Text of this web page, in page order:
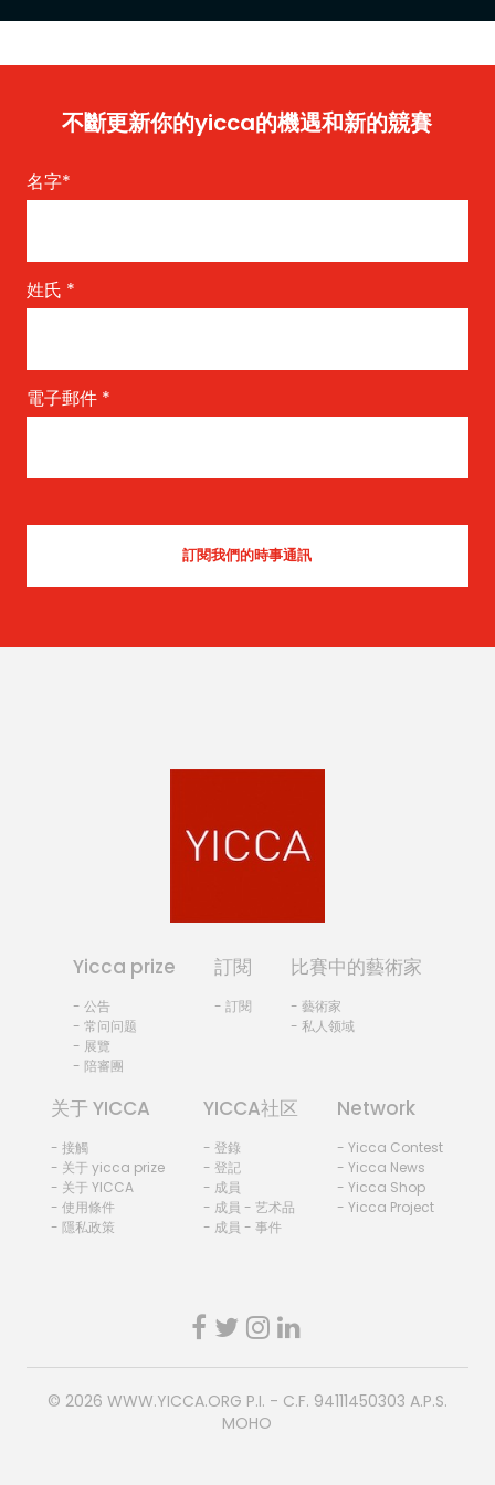
不斷更新你的yicca的機遇和新的競賽
名字*
姓氏 *
電子郵件 *
Yicca prize
- 公告
- 常问问题
- 展覽
- 陪審團
訂閱
- 訂閱
比賽中的藝術家
- 藝術家
- 私人领域
关于 YICCA
- 接觸
- 关于 yicca prize
- 关于 YICCA
- 使用條件
- 隱私政策
YICCA社区
- 登錄
- 登記
- 成員
- 成員 - 艺术品
- 成員 - 事件
Network
- Yicca Contest
- Yicca News
- Yicca Shop
- Yicca Project
© 2026 WWW.YICCA.ORG P.I. - C.F. 94111450303 A.P.S.
MOHO